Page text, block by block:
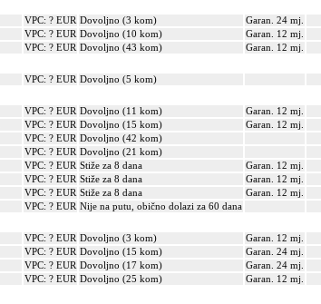
VPC: ? EUR Dovoljno (3 kom)
Garan. 24 mj.
VPC: ? EUR Dovoljno (10 kom)
Garan. 12 mj.
VPC: ? EUR Dovoljno (43 kom)
Garan. 12 mj.
VPC: ? EUR Dovoljno (5 kom)
VPC: ? EUR Dovoljno (11 kom)
Garan. 12 mj.
VPC: ? EUR Dovoljno (15 kom)
Garan. 12 mj.
VPC: ? EUR Dovoljno (42 kom)
VPC: ? EUR Dovoljno (21 kom)
VPC: ? EUR Stiže za 8 dana
Garan. 12 mj.
VPC: ? EUR Stiže za 8 dana
Garan. 12 mj.
VPC: ? EUR Stiže za 8 dana
Garan. 12 mj.
VPC: ? EUR Nije na putu, obično dolazi za 60 dana
VPC: ? EUR Dovoljno (3 kom)
Garan. 12 mj.
VPC: ? EUR Dovoljno (15 kom)
Garan. 24 mj.
VPC: ? EUR Dovoljno (17 kom)
Garan. 24 mj.
VPC: ? EUR Dovoljno (25 kom)
Garan. 12 mj.